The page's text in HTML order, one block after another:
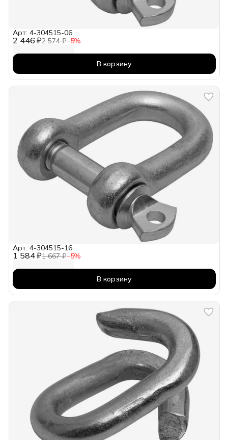
2 446 ₽2 574 ₽−5%
Арт: 4-304515-06
В корзину
1 584 ₽1 667 ₽−5%
Арт: 4-304515-16
В корзину